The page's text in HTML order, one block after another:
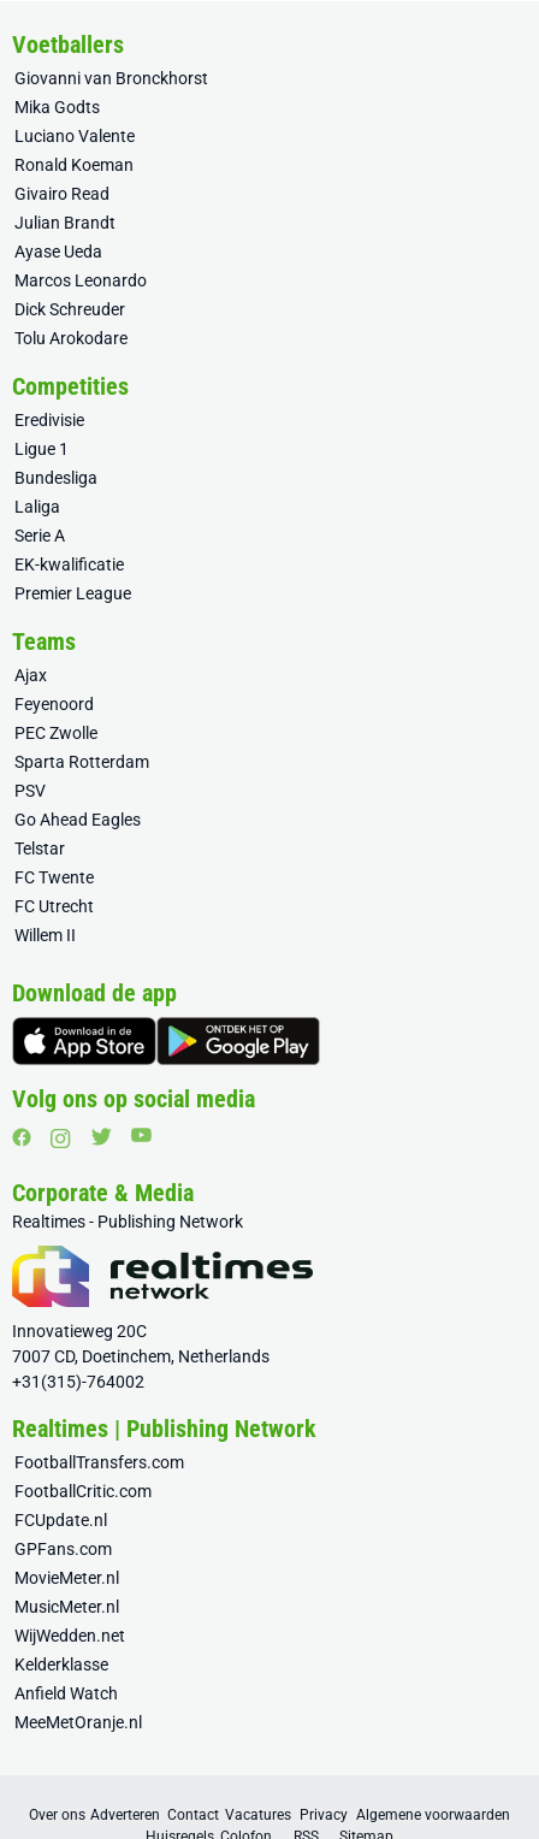
Voetballers
Giovanni van Bronckhorst
Mika Godts
Luciano Valente
Ronald Koeman
Givairo Read
Julian Brandt
Ayase Ueda
Marcos Leonardo
Dick Schreuder
Tolu Arokodare
Competities
Eredivisie
Ligue 1
Bundesliga
Laliga
Serie A
EK-kwalificatie
Premier League
Teams
Ajax
Feyenoord
PEC Zwolle
Sparta Rotterdam
PSV
Go Ahead Eagles
Telstar
FC Twente
FC Utrecht
Willem II
Download de app
Volg ons op social media
Corporate & Media
Realtimes - Publishing Network
Innovatieweg 20C
7007 CD, Doetinchem, Netherlands
+31(315)-764002
Realtimes | Publishing Network
FootballTransfers.com
FootballCritic.com
FCUpdate.nl
GPFans.com
MovieMeter.nl
MusicMeter.nl
WijWedden.net
Kelderklasse
Anfield Watch
MeeMetOranje.nl
Over ons Adverteren Contact Vacatures Privacy Algemene voorwaarden